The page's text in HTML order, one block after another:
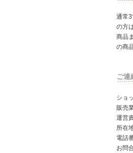
通常
の方
商品
の商
ご連
ショ
販売
運営
所在
電話
お問